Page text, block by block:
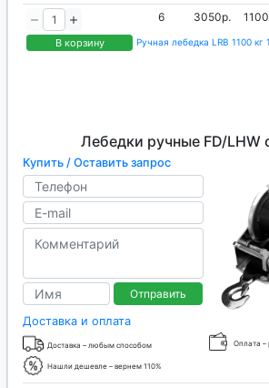
В корзину
6 3050р. 1100
Ручная лебедка LRB 1100 кг
Лебедки ручные FD/LHW
Купить / Оставить запрос
Отправить
Доставка и оплата
Доставка – любым способом Оплата –
Нашли дешевле – вернем 110%